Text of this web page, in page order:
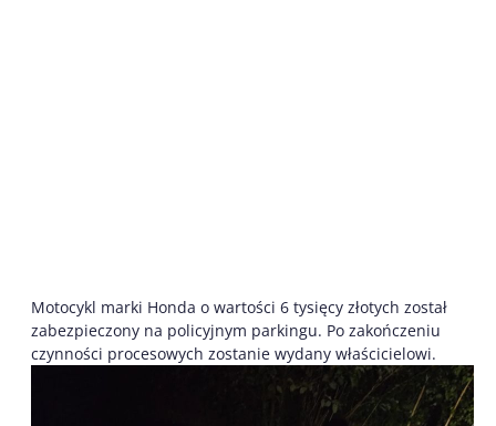
Motocykl marki Honda o wartości 6 tysięcy złotych został
zabezpieczony na policyjnym parkingu. Po zakończeniu
czynności procesowych zostanie wydany właścicielowi.